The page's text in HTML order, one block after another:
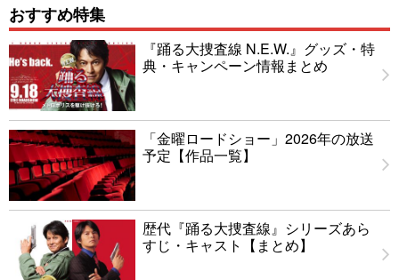
おすすめ特集
『踊る大捜査線 N.E.W.』グッズ・特
典・キャンペーン情報まとめ
「金曜ロードショー」2026年の放送
予定【作品一覧】
歴代『踊る大捜査線』シリーズあら
すじ・キャスト【まとめ】